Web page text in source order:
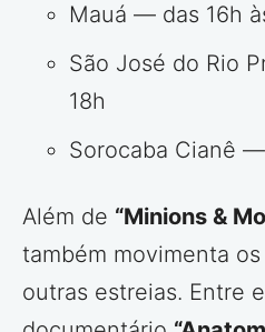
Mauá — das 16h
São José do Rio
18h
Sorocaba Cianê
Além de “Minions &
também movimenta
outras estreias. Entre